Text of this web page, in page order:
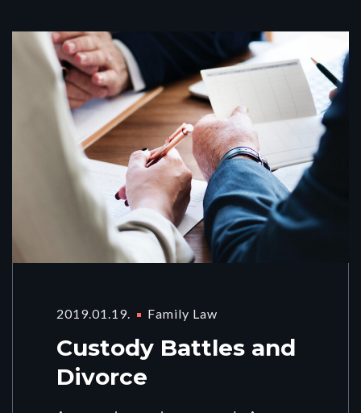
2019.01.19. Family Law
Custody Battles and
Divorce